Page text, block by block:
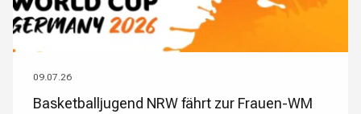
09.07.26
Basketballjugend NRW fährt zur Frauen-WM